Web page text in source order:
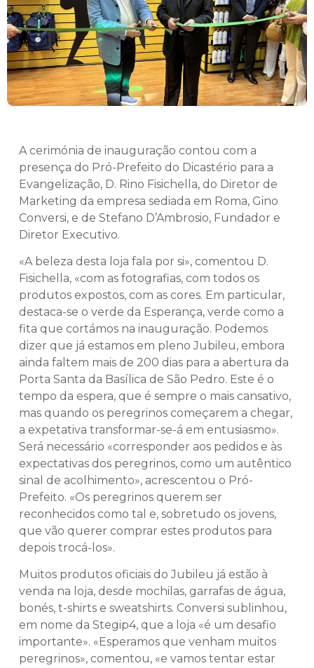
A cerimónia de inauguração contou com a
presença do Pró-Prefeito do Dicastério para a
Evangelização, D. Rino Fisichella, do Diretor de
Marketing da empresa sediada em Roma, Gino
Conversi, e de Stefano D’Ambrosio, Fundador e
Diretor Executivo.
«A beleza desta loja fala por si», comentou D.
Fisichella, «com as fotografias, com todos os
produtos expostos, com as cores. Em particular,
destaca-se o verde da Esperança, verde como a
fita que cortámos na inauguração. Podemos
dizer que já estamos em pleno Jubileu, embora
ainda faltem mais de 200 dias para a abertura da
Porta Santa da Basílica de São Pedro. Este é o
tempo da espera, que é sempre o mais cansativo,
mas quando os peregrinos começarem a chegar,
a expetativa transformar-se-á em entusiasmo».
Será necessário «corresponder aos pedidos e às
expectativas dos peregrinos, como um autêntico
sinal de acolhimento», acrescentou o Pró-
Prefeito. «Os peregrinos querem ser
reconhecidos como tal e, sobretudo os jovens,
que vão querer comprar estes produtos para
depois trocá-los».
Muitos produtos oficiais do Jubileu já estão à
venda na loja, desde mochilas, garrafas de água,
bonés, t-shirts e sweatshirts. Conversi sublinhou,
em nome da Stegip4, que a loja «é um desafio
importante». «Esperamos que venham muitos
peregrinos», comentou, «e vamos tentar estar